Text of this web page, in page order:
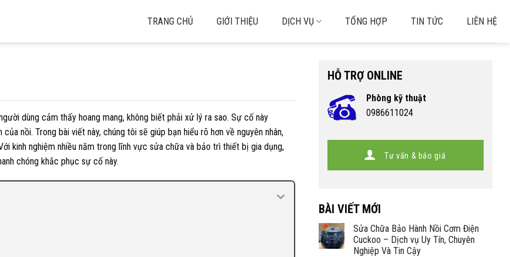
TRANG CHỦ GIỚI THIỆU DỊCH VỤ TỔNG HỢP TIN TỨC LIÊN HỆ
dùng cảm thấy hoang mang, không biết phải xử lý ra sao. Sự cố này
nồi. Trong bài viết này, chúng tôi sẽ giúp bạn hiểu rõ hơn về nguyên nhân,
kinh nghiệm nhiều năm trong lĩnh vực sửa chữa và bảo trì thiết bị gia dụng,
chóng khắc phục sự cố này.
HỖ TRỢ ONLINE
Phòng kỹ thuật
0986611024
Tư vấn & báo giá
BÀI VIẾT MỚI
Sửa Chữa Bảo Hành Nồi Cơm Điện
Cuckoo – Dịch vụ Uy Tín, Chuyên
Nghiệp Và Tin Cậy